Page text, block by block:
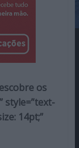
os
style=”text-
14pt;”